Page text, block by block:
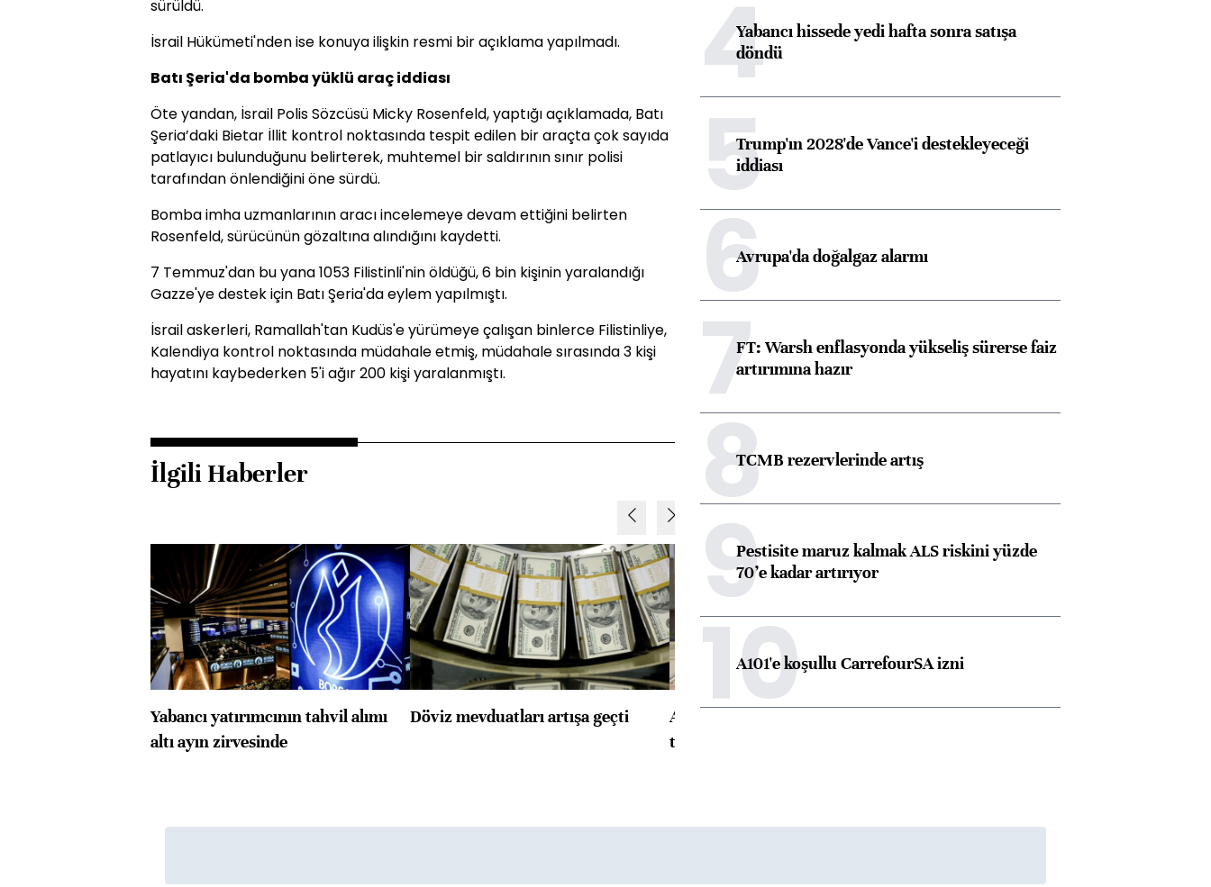
sürüldü.
İsrail Hükümeti'nden ise konuya ilişkin resmi bir açıklama yapılmadı.
Batı Şeria'da bomba yüklü araç iddiası
Öte yandan, İsrail Polis Sözcüsü Micky Rosenfeld, yaptığı açıklamada, Batı
Şeria’daki Bietar İllit kontrol noktasında tespit edilen bir araçta çok sayıda
patlayıcı bulunduğunu belirterek, muhtemel bir saldırının sınır polisi
tarafından önlendiğini öne sürdü.
Bomba imha uzmanlarının aracı incelemeye devam ettiğini belirten
Rosenfeld, sürücünün gözaltına alındığını kaydetti.
7 Temmuz'dan bu yana 1053 Filistinli'nin öldüğü, 6 bin kişinin yaralandığı
Gazze'ye destek için Batı Şeria'da eylem yapılmıştı.
İsrail askerleri, Ramallah'tan Kudüs'e yürümeye çalışan binlerce Filistinliye,
Kalendiya kontrol noktasında müdahale etmiş, müdahale sırasında 3 kişi
hayatını kaybederken 5'i ağır 200 kişi yaralanmıştı.
İlgili Haberler
Yabancı yatırımcının tahvil alımı
altı ayın zirvesinde
Döviz mevduatları artışa geçti
ABD'de konut başlangıçları
toparlandı
görüşmelere hazırlanıyor
4Yabancı hissede yedi hafta sonra satışa
döndü
5Trump'ın 2028'de Vance'i destekleyeceği
iddiası
6Avrupa'da doğalgaz alarmı
7FT: Warsh enflasyonda yükseliş sürerse faiz
artırımına hazır
8TCMB rezervlerinde artış
9Pestisite maruz kalmak ALS riskini yüzde
70’e kadar artırıyor
10
A101'e koşullu CarrefourSA izni